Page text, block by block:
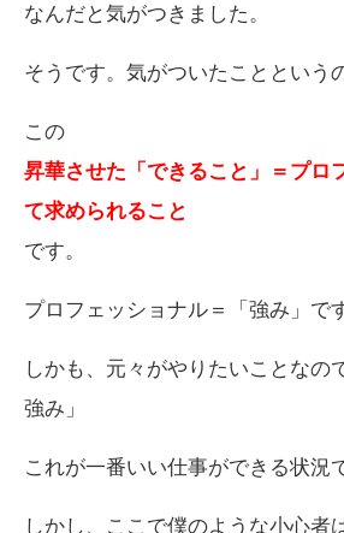
なんだと気がつきました。
そうです。気がついたことという
この
昇華させた「できること」＝プロ
て求められること
です。
プロフェッショナル＝「強み」で
しかも、元々がやりたいことなの
強み」
これが一番いい仕事ができる状況
しかし、ここで僕のような小心者